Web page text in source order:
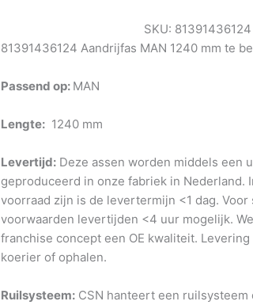
SKU: 81391436124
81391436124 Aandrijfas MAN 1240 mm te
Passend op: MAN
Lengte: 1240 mm
Levertijd: Deze assen worden middels een
geproduceerd in onze fabriek in Nederland.
voorraad zijn is de levertermijn <1 dag.
voorwaarden levertijden <4 uur mogelijk.
franchise concept een OE kwaliteit.
koerier of ophalen.
Ruilsysteem: CSN hanteert een